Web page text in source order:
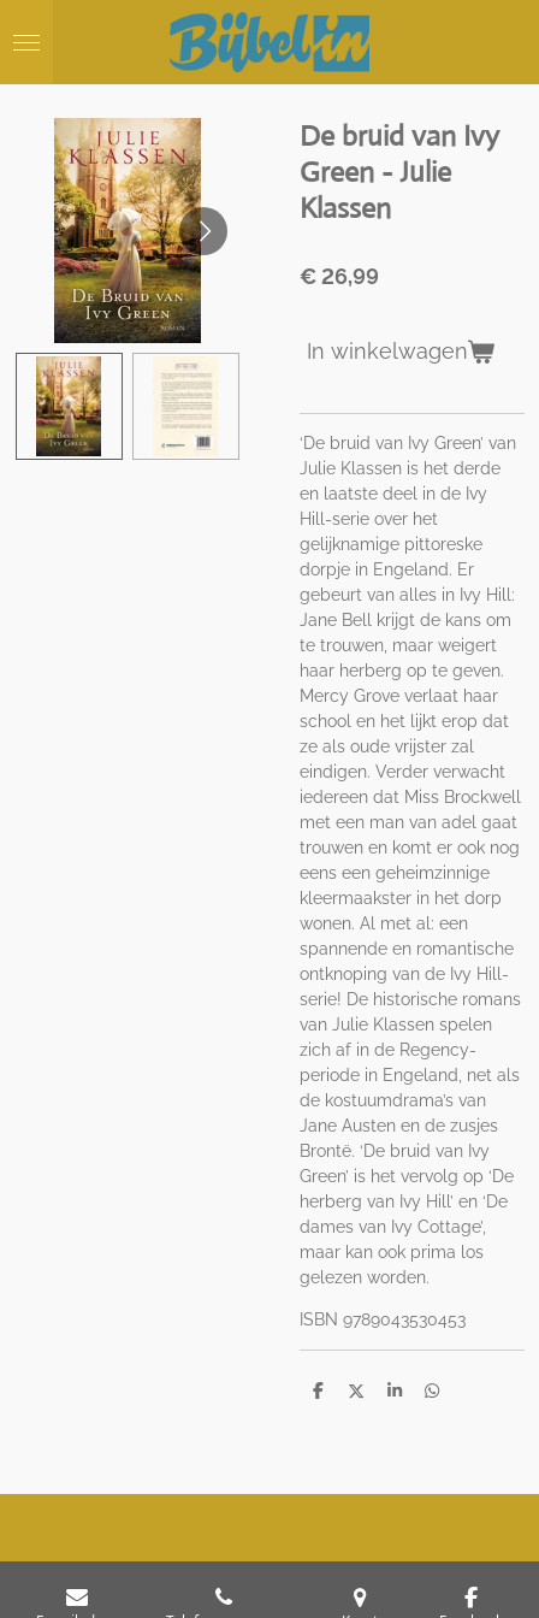
direct
hoofdinhoud
De bruid van Ivy
Green - Julie
Klassen
€ 26,99
In winkelwagen
‘De bruid van Ivy Green’ van
Julie Klassen is het derde
en laatste deel in de Ivy
Hill-serie over het
gelijknamige pittoreske
dorpje in Engeland. Er
gebeurt van alles in Ivy Hill:
Jane Bell krijgt de kans om
te trouwen, maar weigert
haar herberg op te geven.
Mercy Grove verlaat haar
school en het lijkt erop dat
ze als oude vrijster zal
eindigen. Verder verwacht
iedereen dat Miss Brockwell
met een man van adel gaat
trouwen en komt er ook nog
eens een geheimzinnige
kleermaakster in het dorp
wonen. Al met al: een
spannende en romantische
ontknoping van de Ivy Hill-
serie! De historische romans
van Julie Klassen spelen
zich af in de Regency-
periode in Engeland, net als
de kostuumdrama’s van
Jane Austen en de zusjes
Brontë. ‘De bruid van Ivy
Green’ is het vervolg op ‘De
herberg van Ivy Hill’ en ‘De
dames van Ivy Cottage’,
maar kan ook prima los
gelezen worden.
ISBN 9789043530453
D
D
S
D